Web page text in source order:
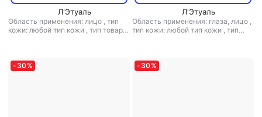
Л'Этуаль
Область применения: лицо , тип
кожи: любой тип кожи , тип товара:
Л'Этуаль
Область применения: глаза, лицо ,
тип кожи: любой тип кожи , тип
- 30% - 30%